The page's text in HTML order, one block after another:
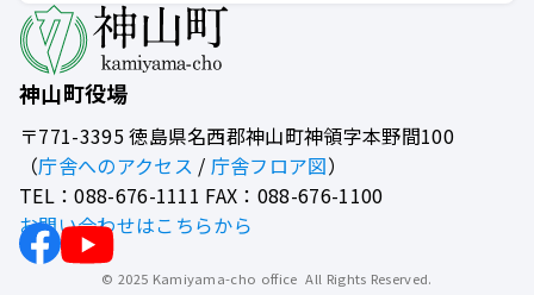
神山町役場
〒771-3395徳島県名西郡神山町神領字本野間100
（庁舎へのアクセス / 庁舎フロア図）
TEL：088-676-1111 FAX：088-676-1100
お問い合わせはこちらから
© 2025 Kamiyama-cho office All Rights Reserved.